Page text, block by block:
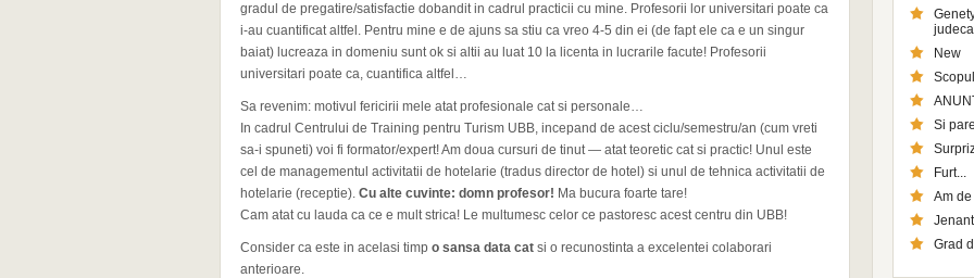
gradul de pregatire/satisfactie dobandit in cadrul practicii cu mine. Profesorii lor universitari poate ca
i-au cuantificat altfel. Pentru mine e de ajuns sa stiu ca vreo 4-5 din ei (de fapt ele ca e un singur
baiat) lucreaza in domeniu sunt ok si altii au luat 10 la licenta in lucrarile facute! Profesorii
universitari poate ca, cuantifica altfel…
Sa revenim: motivul fericirii mele atat profesionale cat si personale…
In cadrul Centrului de Training pentru Turism UBB, incepand de acest ciclu/semestru/an (cum vreti
sa-i spuneti) voi fi formator/expert! Am doua cursuri de tinut — atat teoretic cat si practic! Unul este
cel de managementul activitatii de hotelarie (tradus director de hotel) si unul de tehnica activitatii de
hotelarie (receptie). Cu alte cuvinte: domn profesor! Ma bucura foarte tare!
Cam atat cu lauda ca ce e mult strica! Le multumesc celor ce pastoresc acest centru din UBB!
Consider ca este in acelasi timp o sansa data cat si o recunostinta a excelentei colaborari
anterioare.
New
Si
Furt...
Am
Grad